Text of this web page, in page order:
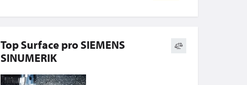
Top Surface pro SIEMENS
SINUMERIK